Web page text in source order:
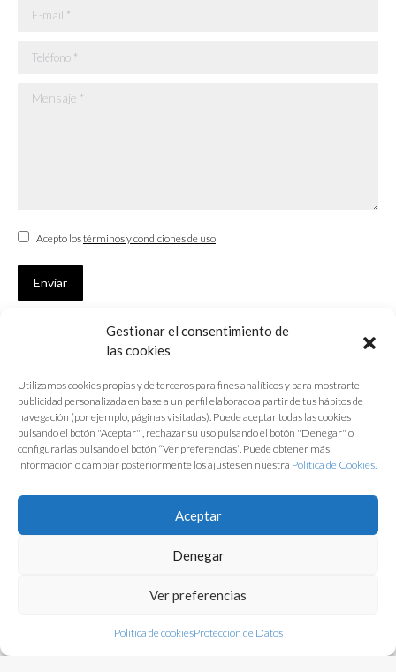
Gestionar el consentimiento de
las cookies
Utilizamos cookies propias y de terceros para fines analíticos y para mostrarte
publicidad personalizada en base a un perfil elaborado a partir de tus hábitos de
navegación (por ejemplo, páginas visitadas). Puede aceptar todas las cookies
pulsando el botón "Aceptar" , rechazar su uso pulsando el botón "Denegar" o
configurarlas pulsando el botón “Ver preferencias”. Puede obtener más
información o cambiar posteriormente los ajustes en nuestra Política de Cookies.
Aceptar
Denegar
Ver preferencias
Política de cookiesProtección de Datos
E-mail *
Teléfono *
Mensaje *
Acepto lostérminos y condiciones de uso
Enviar
que desarrolla el Colegio de Arquitectos de Cádiz
Nombre *
E-mail *